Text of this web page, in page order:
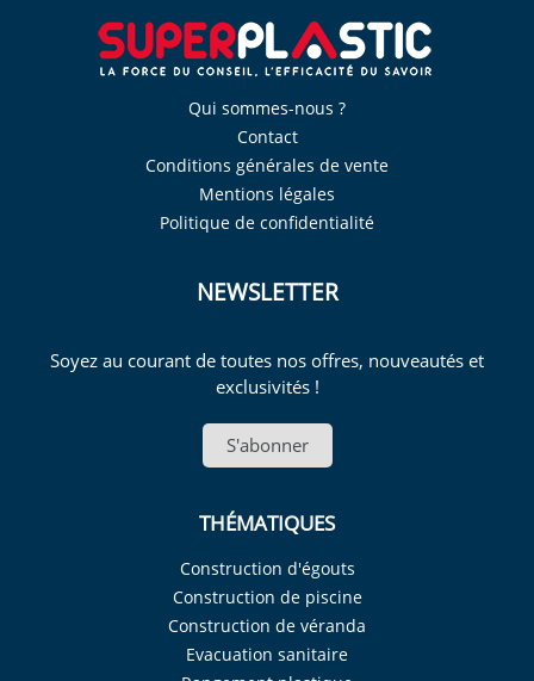
Qui sommes-nous ?
Contact
Conditions générales de vente
Mentions légales
Politique de confidentialité
NEWSLETTER
Soyez au courant de toutes nos offres, nouveautés et
exclusivités !
S'abonner
THÉMATIQUES
Construction d'égouts
Construction de piscine
Construction de véranda
Evacuation sanitaire